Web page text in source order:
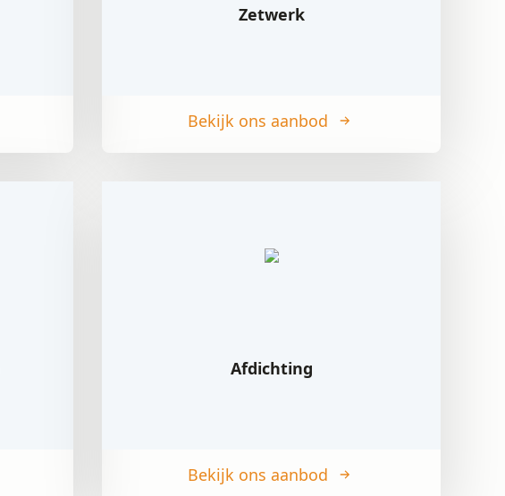
Zetwerk
Bekijk ons aanbod
Afdichting
Bekijk ons aanbod